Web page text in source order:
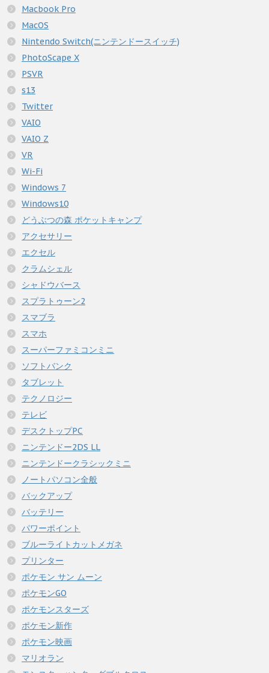
Macbook Pro
MacOS
Nintendo Switch(ニンテンドースイッチ)
PhotoScape X
PSVR
s13
Twitter
VAIO
VAIO Z
VR
Wi-Fi
Windows 7
Windows10
どうぶつの森 ポケットキャンプ
アクセサリー
エクセル
クラムシェル
シャドウバース
スプラトゥーン2
スマブラ
スマホ
スーパーファミコンミニ
ソフトバンク
タブレット
テクノロジー
テレビ
デスクトップPC
ニンテンドー2DS LL
ニンテンドークラシックミニ
ノートパソコン全般
バックアップ
バッテリー
パワーポイント
ブルーライトカットメガネ
プリンター
ポケモン サン ムーン
ポケモンGO
ポケモンスターズ
ポケモン新作
ポケモン映画
マリオラン